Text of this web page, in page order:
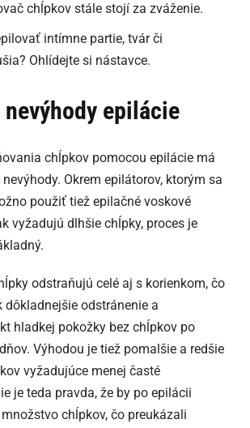
chĺpkov stále stojí za zváženie.
intímne partie, tvár či
Ohlídejte si nástavce.
nevýhody epilácie
chĺpkov pomocou epilácie má
Okrem epilátorov, ktorým sa
použiť tiež epilačné voskové
vyžadujú dlhšie chĺpky, proces je
odstraňujú celé aj s korienkom, čo
dôkladnejšie odstránenie a
hladkej pokožky bez chĺpkov po
Výhodou je tiež pomalšie a redšie
vyžadujúce menej časté
je teda pravda, že by po epilácii
chĺpkov, čo preukázali